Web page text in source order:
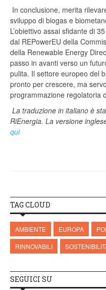
In conclusione, merita
sviluppo di biogas e
L’obiettivo assai sfidante di
dal REPowerEU della
della Renewable Energy
passo in avanti verso un
pulita. Il settore europeo del
pronto per crescere, ma
programmazione regolatoria
La traduzione in italiano è
RiEnergia. La versione
qui
TAG CLOUD
AMBIENTE EUROPA
RINNOVABILI
SEGUICI SU